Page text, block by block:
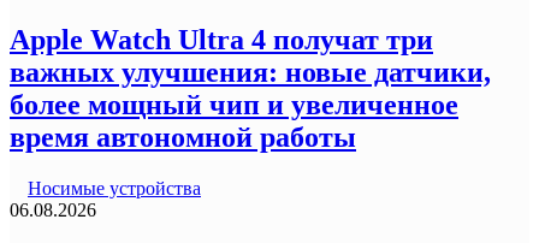
Apple Watch Ultra 4 получат три
важных улучшения: новые датчики,
более мощный чип и увеличенное
время автономной работы
Носимые устройства
06.08.2026